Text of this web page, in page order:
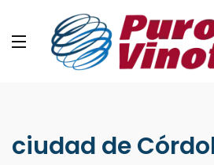
ciudad de